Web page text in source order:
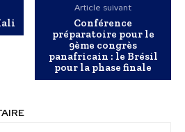
Article suivant
Conférence
préparatoire pour le
9ème congrès
panafricain : le Brésil
pour la phase finale